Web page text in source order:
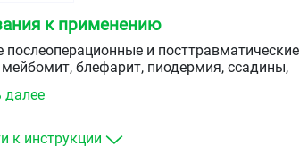
1%
10млк применению
послеоперационные и посттравматические
блефарит, пиодермия, ссадины,
далее
к инструкции